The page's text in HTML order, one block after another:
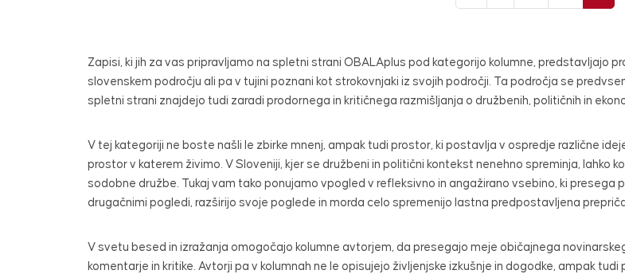
Zapisi, ki jih za vas pripravljamo na spletni strani OBALAplus pod kategorijo kolumne, predstavljajo
slovenskem področju ali pa v tujini poznani kot strokovnjaki iz svojih področji. Ta področja se
spletni strani znajdejo tudi zaradi prodornega in kritičnega razmišljanja o družbenih, političnih in
V tej kategoriji ne boste našli le zbirke mnenj, ampak tudi prostor, ki postavlja v ospredje različne
prostor v katerem živimo. V Sloveniji, kjer se družbeni in politični kontekst nenehno spreminja, lahko
sodobne družbe. Tukaj vam tako ponujamo vpogled v refleksivno in angažirano vsebino, ki presega
drugačnimi pogledi, razširijo svoje poglede in morda celo spremenijo lastna predpostavljena
V svetu besed in izražanja omogočajo kolumne avtorjem, da presegajo meje običajnega
komentarje in kritike. Avtorji pa v kolumnah ne le opisujejo življenjske izkušnje in dogodke, ampak